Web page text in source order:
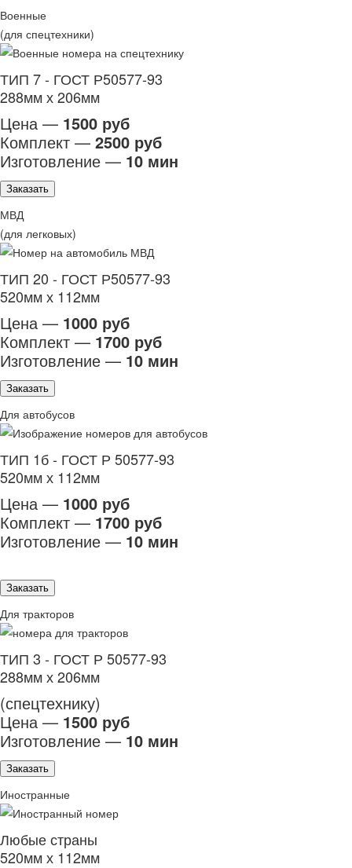
Военные
(для спецтехники)
ТИП 7 - ГОСТ Р50577-93
288мм х 206мм
Цена — 1500 руб
Комплект — 2500 руб
Изготовление — 10 мин
Заказать
МВД
(для легковых)
ТИП 20 - ГОСТ Р50577-93
520мм х 112мм
Цена — 1000 руб
Комплект — 1700 руб
Изготовление — 10 мин
Заказать
Для автобусов
ТИП 1б - ГОСТ Р 50577-93
520мм х 112мм
Цена — 1000 руб
Комплект — 1700 руб
Изготовление — 10 мин
Заказать
Для тракторов
ТИП 3 - ГОСТ Р 50577-93
288мм х 206мм
(спецтехнику)
Цена — 1500 руб
Изготовление — 10 мин
Заказать
Иностранные
Любые страны
520мм х 112мм